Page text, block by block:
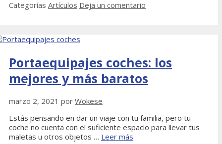
Categorías Artículos Deja un comentario
Portaequipajes coches: los
mejores y más baratos
marzo 2, 2021 por Wokese
Estás pensando en dar un viaje con tu familia, pero tu
coche no cuenta con el suficiente espacio para llevar tus
maletas u otros objetos … Leer más